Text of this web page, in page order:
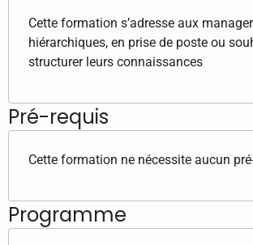
Cette formation s’adresse aux
hiérarchiques, en prise de poste ou
structurer leurs connaissances
Pré-requis
Cette formation ne nécessite aucun
Programme